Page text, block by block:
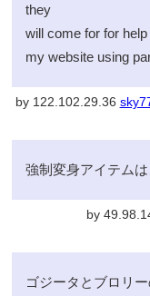
they
will come for for
my website using
by 122.102.29.36
強制変身アイテムは
by
ゴジータとブロリ